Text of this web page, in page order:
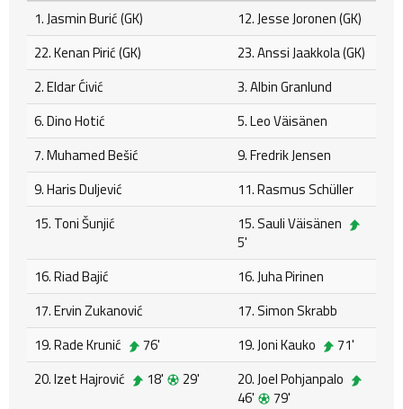
1. Jasmin Burić (GK)
12. Jesse Joronen (GK)
22. Kenan Pirić (GK)
23. Anssi Jaakkola (GK)
2. Eldar Ćivić
3. Albin Granlund
6. Dino Hotić
5. Leo Väisänen
7. Muhamed Bešić
9. Fredrik Jensen
9. Haris Duljević
11. Rasmus Schüller
15. Toni Šunjić
15. Sauli Väisänen
5'
16. Riad Bajić
16. Juha Pirinen
17. Ervin Zukanović
17. Simon Skrabb
19. Rade Krunić
76' 19. Joni Kauko
71'
20. Izet Hajrović
18' 29'
20. Joel Pohjanpalo
46'
79'